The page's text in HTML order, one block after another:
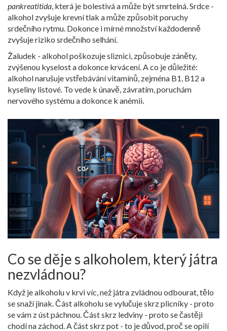
pankreatitida , která je bolestivá a může být smrtelná. Srdce -
alkohol zvyšuje krevní tlak a může způsobit poruchy
srdečního rytmu. Dokonce i mírné množství každodenně
zvyšuje riziko srdečního selhání.
Žaludek - alkohol poškozuje sliznici, způsobuje záněty,
zvýšenou kyselost a dokonce krvácení. A co je důležité:
alkohol narušuje vstřebávání vitamínů, zejména B1, B12 a
kyseliny listové. To vede k únavě, závratím, poruchám
nervového systému a dokonce k anémii.
Co se děje s alkoholem, který játra
nezvládnou?
Když je alkoholu v krvi víc, než játra zvládnou odbourat, tělo
se snaží jinak. Část alkoholu se vylučuje skrz plicníky - proto
se vám z úst páchnou. Část skrz ledviny - proto se častěji
chodí na záchod. A část skrz pot - to je důvod, proč se opilí